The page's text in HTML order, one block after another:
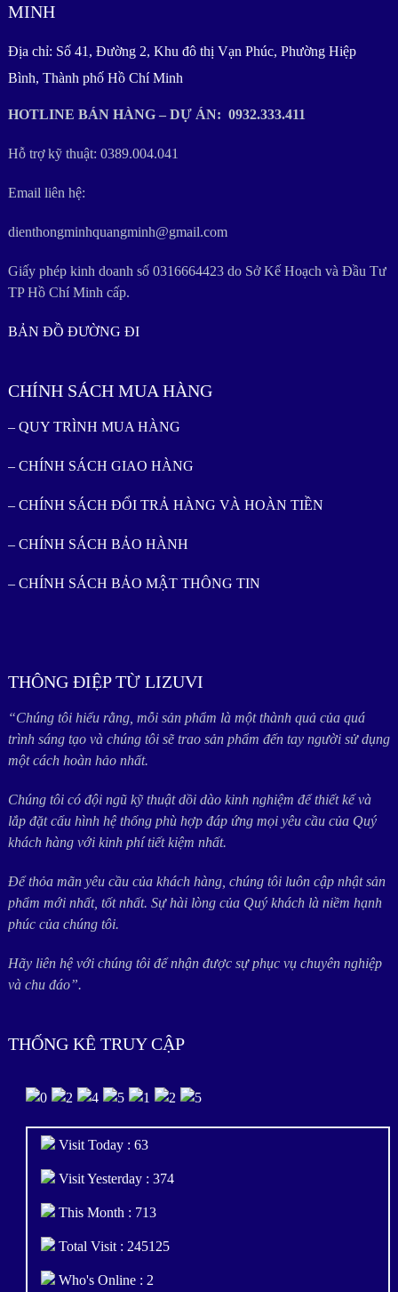
MINH
Địa chỉ: Số 41, Đường 2, Khu đô thị Vạn Phúc, Phường Hiệp
Bình, Thành phố Hồ Chí Minh
HOTLINE BÁN HÀNG – DỰ ÁN: 0932.333.411
Hỗ trợ kỹ thuật: 0389.004.041
Email liên hệ:
dienthongminhquangminh@gmail.com
Giấy phép kinh doanh số 0316664423 do Sở Kế Hoạch và Đầu Tư
TP Hồ Chí Minh cấp.
BẢN ĐỒ ĐƯỜNG ĐI
CHÍNH SÁCH MUA HÀNG
– QUY TRÌNH MUA HÀNG
– CHÍNH SÁCH GIAO HÀNG
– CHÍNH SÁCH ĐỔI TRẢ HÀNG VÀ HOÀN TIỀN
– CHÍNH SÁCH BẢO HÀNH
– CHÍNH SÁCH BẢO MẬT THÔNG TIN
THÔNG ĐIỆP TỪ LIZUVI
“Chúng tôi hiểu rằng, mỗi sản phẩm là một thành quả của quá
trình sáng tạo và chúng tôi sẽ trao sản phẩm đến tay người sử dụng
một cách hoàn hảo nhất.
Chúng tôi có đội ngũ kỹ thuật dồi dào kinh nghiệm để thiết kế và
lắp đặt cấu hình hệ thống phù hợp đáp ứng mọi yêu cầu của Quý
khách hàng với kinh phí tiết kiệm nhất.
Để thỏa mãn yêu cầu của khách hàng, chúng tôi luôn cập nhật sản
phẩm mới nhất, tốt nhất. Sự hài lòng của Quý khách là niềm hạnh
phúc của chúng tôi.
Hãy liên hệ với chúng tôi để nhận được sự phục vụ chuyên nghiệp
và chu đáo”.
THỐNG KÊ TRUY CẬP
Visit Today : 63
Visit Yesterday : 374
This Month : 713
Total Visit : 245125
Who's Online : 2